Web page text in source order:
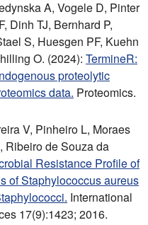
A, Vogele D, Pinter
Dinh TJ, Bernhard P,
S, Huesgen PF, Kuehn
O. (2024): TermineR:
proteolytic
data. Proteomics.
V, Pinheiro L, Moraes
Ribeiro de Souza da
Resistance Profile of
of Staphylococcus aureus
International
17(9):1423; 2016.